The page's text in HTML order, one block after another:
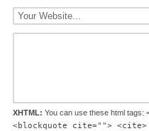
XHTML: You can use these html tags:
<blockquote cite=""> <cite>